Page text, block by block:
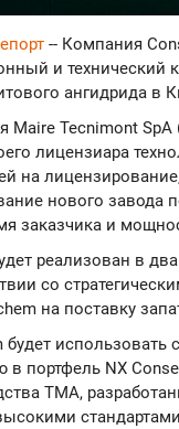
-- Компания
и технический
ангидрида в
Maire Tecnimont
лицензиара
на лицензирование,
нового завода
заказчика и
реализован в
со
на поставку
будет
в портфель NX
ТМА,